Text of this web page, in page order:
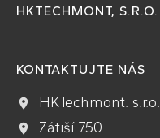
HKTECHMONT, S.R.O.
KONTAKTUJTE NÁS
HKTechmont. s.r.o.
Zátiší 750